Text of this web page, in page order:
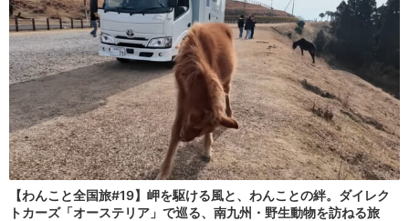
【わんこと全国旅#19】岬を駆ける風と、わんことの絆。ダイレク
トカーズ「オーステリア」で巡る、南九州・野生動物を訪ねる旅